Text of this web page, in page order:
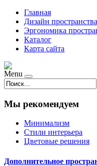
Главная
Дизайн пространства
Эргономика
Каталог
Карта сайта
Menu
Мы рекомендуем
Минимализм
Стили интерьера
Цветовые решения
Дополнительное